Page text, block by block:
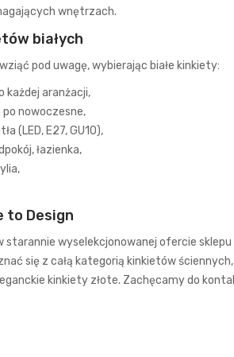
wnętrzach.
białych
pod uwagę, wybierając białe kinkiety:
każdej aranżacji,
nowoczesne,
(LED, E27, GU10),
łazienka,
to Design
starannie wyselekcjonowanej ofercie
się z całą kategorią kinkietów ściennych
kinkiety złote. Zachęcamy do